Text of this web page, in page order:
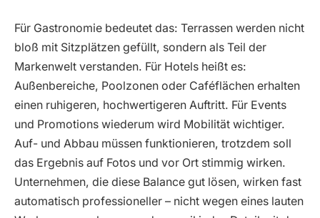
Für Gastronomie bedeutet das: Terrassen werden nicht
bloß mit Sitzplätzen gefüllt, sondern als Teil der
Markenwelt verstanden. Für Hotels heißt es:
Außenbereiche, Poolzonen oder Caféflächen erhalten
einen ruhigeren, hochwertigeren Auftritt. Für Events
und Promotions wiederum wird Mobilität wichtiger.
Auf- und Abbau müssen funktionieren, trotzdem soll
das Ergebnis auf Fotos und vor Ort stimmig wirken.
Unternehmen, die diese Balance gut lösen, wirken fast
automatisch professioneller – nicht wegen eines lauten